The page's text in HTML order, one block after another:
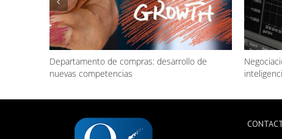
Departamento de compras: desarrollo de
nuevas competencias